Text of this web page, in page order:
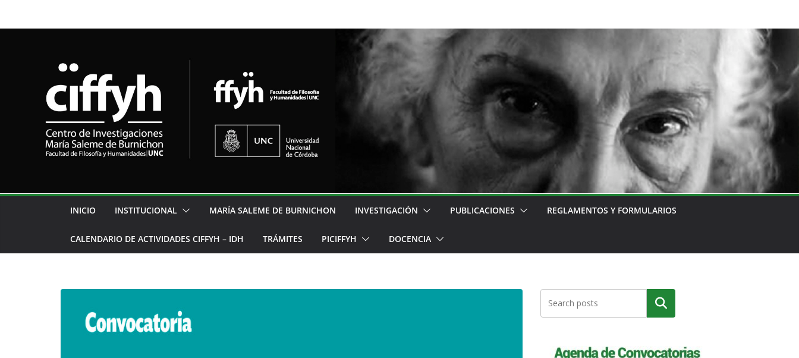
INICIO INSTITUCIONAL MARÍA SALEME DE BURNICHON INVESTIGACIÓN PUBLICACIONES REGLAMENTOS Y FORMULARIOS
CALENDARIO DE ACTIVIDADES CIFFYH – IDH TRÁMITES PICIFFYH DOCENCIA
Buscar